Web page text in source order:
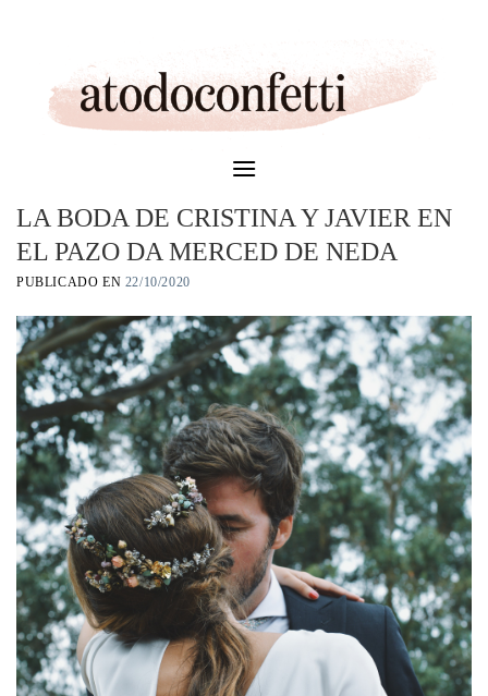
LA BODA DE CRISTINA Y JAVIER EN
EL PAZO DA MERCED DE NEDA
PUBLICADO EN 22/10/2020